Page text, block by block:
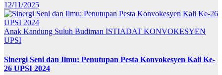
12/11/2025
Anak Kandung Suluh Budiman ISTIADAT KONVOKESYEN
UPSI
Sinergi Seni dan Ilmu: Penutupan Pesta Konvokesyen Kali Ke-
26 UPSI 2024